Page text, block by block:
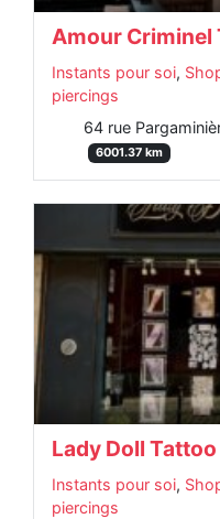
Amour Criminel
Instants pour soi,
piercings
64 rue
6001.37 km
Lady Doll Tattoo
Instants pour soi,
piercings